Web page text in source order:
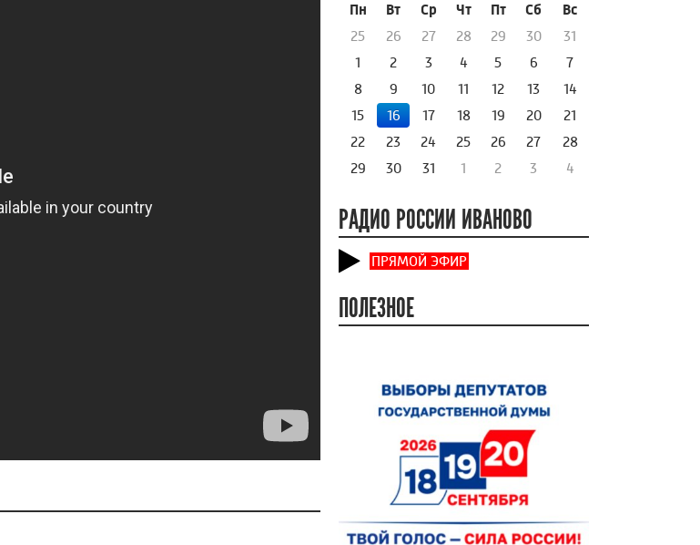
Пн
Вт Ср Чт Пт Сб
Вс
25
26 27 28 29 30
31
1
2 3 4 5 6
7
8
9 10 11 12 13
14
15
16 17 18 19 20
21
22
23 24 25 26 27
28
29
30 31 1 2 3 4
РАДИО РОССИИ ИВАНОВО
ПРЯМОЙ ЭФИР
ПОЛЕЗНОЕ